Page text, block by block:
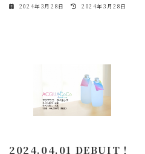
2024年3月28日
最
2024年3月28日
2024.04.01 DEBUIT ！